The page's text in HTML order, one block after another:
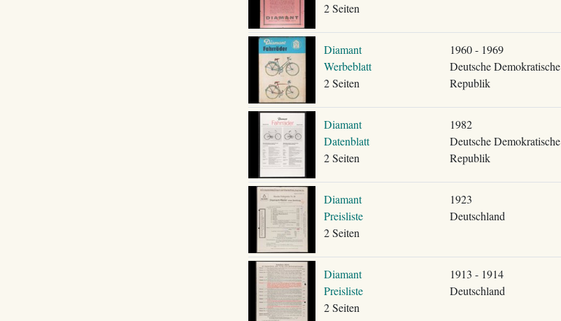
2 Seiten
Diamant
Werbeblatt
2 Seiten
1960 - 1969
Deutsche Demokratische
Republik
Diamant
Datenblatt
2 Seiten
1982
Deutsche Demokratische
Republik
Diamant
Preisliste
2 Seiten
1923
Deutschland
Diamant
Preisliste
2 Seiten
1913 - 1914
Deutschland